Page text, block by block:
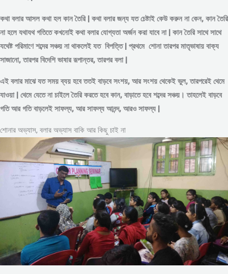
কথা বলার আসল কথা হল কান তৈরি | কথা বলার জন্য যত চেষ্টাই কেউ করুন না কেন, কান তৈরি
না হলে যথাযথ গতিতে কখনোই কথা বলার যোগ্যতা অর্জন করা যাবে না | কান তৈরি সাথে সাথে
যথেষ্ট পরিমাণেশব্দেরসঞ্চয় না থাকলেই যত বিপত্তি | প্রথমে শোনা তারপর মাতৃভাষায় বাক্য
সাজানো, তারপর বিদেশি ভাষার রূপান্তর, তারপর বলা |
এই বলার মাঝে যত সময় ব্যয় হবে ততই বাড়বে সংশয়, আর সংশয় থেকেই ভুল, তারপরেই থেমে
যাওয়া | থেমে যেতে না চাইলে তৈরি করতে হবে কান, বাড়াতে হবে শব্দের সঞ্চয়। তাহলেই বাড়বে
গতি আর গতি বাড়লেই সাফল্য, আর সাফল্য আনন্দ, আরও সাফল্য |
শোনার অভ্যাস, বলার অভ্যাস বাকি আর কিছু চাই না